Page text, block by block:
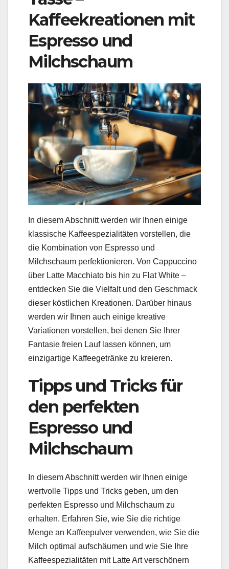
Kaffeekreationen mit
Espresso und
Milchschaum
In diesem Abschnitt werden wir Ihnen einige
klassische Kaffeespezialitäten vorstellen, die
die Kombination von Espresso und
Milchschaum perfektionieren. Von Cappuccino
über Latte Macchiato bis hin zu Flat White –
entdecken Sie die Vielfalt und den Geschmack
dieser köstlichen Kreationen. Darüber hinaus
werden wir Ihnen auch einige kreative
Variationen vorstellen, bei denen Sie Ihrer
Fantasie freien Lauf lassen können, um
einzigartige Kaffeegetränke zu kreieren.
Tipps und Tricks für
den perfekten
Espresso und
Milchschaum
In diesem Abschnitt werden wir Ihnen einige
wertvolle Tipps und Tricks geben, um den
perfekten Espresso und Milchschaum zu
erhalten. Erfahren Sie, wie Sie die richtige
Menge an Kaffeepulver verwenden, wie Sie die
Milch optimal aufschäumen und wie Sie Ihre
Kaffeespezialitäten mit Latte Art verschönern